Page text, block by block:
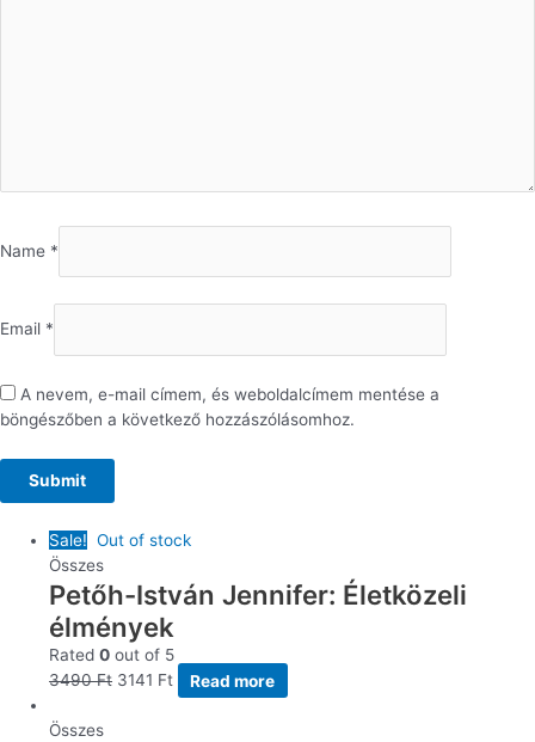
Name *
Email *
A nevem, e-mail címem, és weboldalcímem mentése a
böngészőben a következő hozzászólásomhoz.
Sale! Out of stock
Összes
Petőh-István Jennifer: Életközeli
élmények
Rated0 out of 5
3490Ft 3141 Ft Read more
Összes